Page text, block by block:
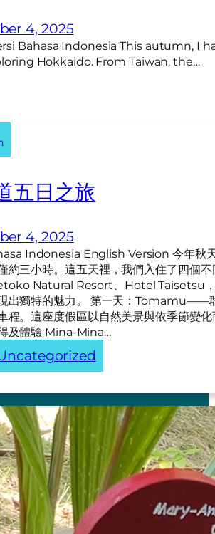
4, 2025
Bahasa Indonesia This autumn,
Hokkaido. From Taiwan, the…
五日之旅
4, 2025
Indonesia English Version 今年秋
約三小時。這五天裡，我們入住了四
Natural Resort、Hotel Taisetsu
出獨特的魅力。 第一天：Tomamu——
程。這座度假區以自然美景與依季節變
及體驗 Mina-Mina…